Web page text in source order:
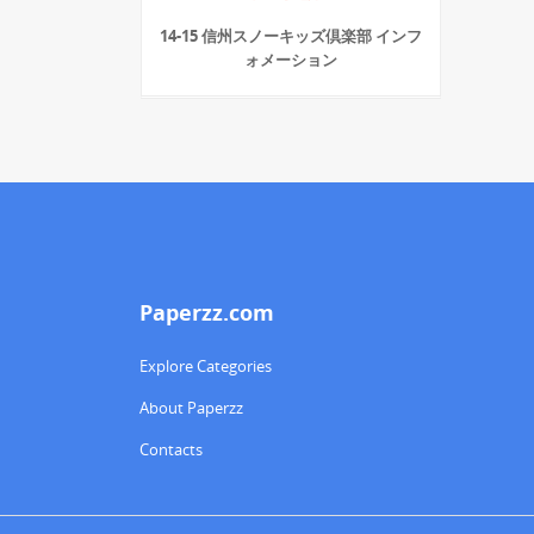
14-15 信州スノーキッズ倶楽部 インフ
ォメーション
Paperzz.com
Explore Categories
About Paperzz
Contacts